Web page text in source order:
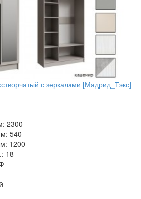
с зеркалами [Мадрид_Тэкс]
2300
540
1200
18